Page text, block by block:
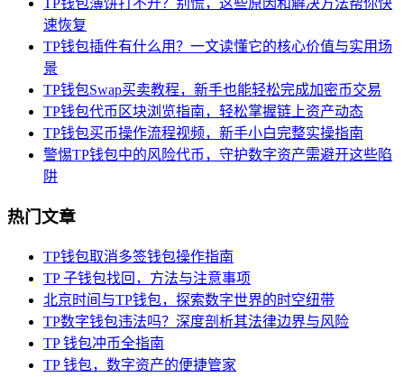
TP钱包薄饼打不开？别慌，这些原因和解决方法帮你快
速恢复
TP钱包插件有什么用？一文读懂它的核心价值与实用场
景
TP钱包Swap买卖教程，新手也能轻松完成加密币交易
TP钱包代币区块浏览指南，轻松掌握链上资产动态
TP钱包买币操作流程视频，新手小白完整实操指南
警惕TP钱包中的风险代币，守护数字资产需避开这些陷
阱
热门文章
TP钱包取消多签钱包操作指南
TP 子钱包找回，方法与注意事项
北京时间与TP钱包，探索数字世界的时空纽带
TP数字钱包违法吗？深度剖析其法律边界与风险
TP 钱包冲币全指南
TP 钱包，数字资产的便捷管家